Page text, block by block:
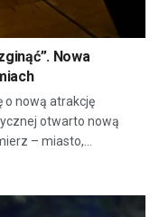
Nowa
o nową atrakcję
otwarto nową
– miasto,...